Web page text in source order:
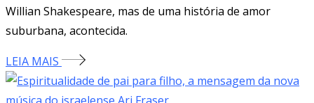
Willian Shakespeare, mas de uma história de amor
suburbana, acontecida.
LEIA MAIS